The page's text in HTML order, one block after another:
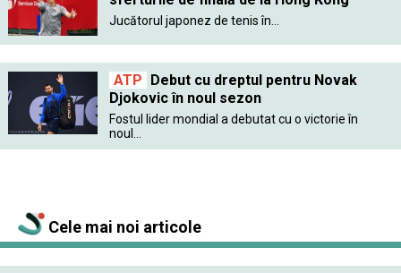
Jucătorul japonez de tenis în...
ATP Debut cu dreptul pentru Novak
Djokovic în noul sezon
Fostul lider mondial a debutat cu o victorie în
noul...
Cele mai noi articole